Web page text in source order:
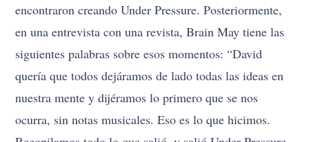
encontraron creando Under Pressure. Posteriormente,
en una entrevista con una revista, Brain May tiene las
siguientes palabras sobre esos momentos: “David
quería que todos dejáramos de lado todas las ideas en
nuestra mente y dijéramos lo primero que se nos
ocurra, sin notas musicales. Eso es lo que hicimos.